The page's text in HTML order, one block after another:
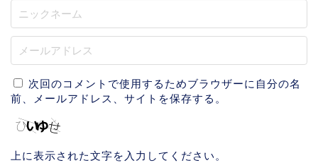
次回のコメントで使用するためブラウザーに自分の名
前、メールアドレス、サイトを保存する。
上に表示された文字を入力してください。